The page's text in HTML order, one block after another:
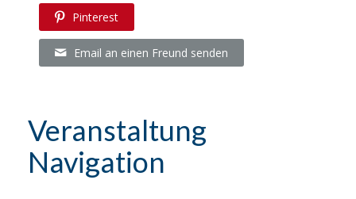
Pinterest
Email an einen Freund senden
Veranstaltung
Navigation